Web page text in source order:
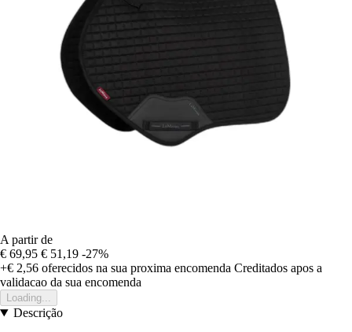
A partir de
€ 69,95 € 51,19 -27%
+€ 2,56 oferecidos na sua proxima encomenda Creditados apos a
validacao da sua encomenda
Loading...
Descrição